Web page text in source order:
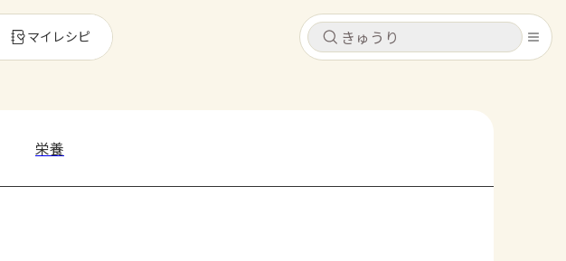
キャンセル
キャンセル
マイレシピ
栄養